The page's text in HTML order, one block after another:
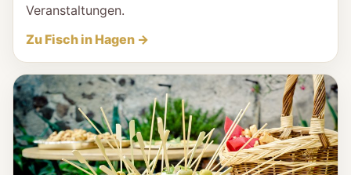
Veranstaltungen.
Zu Fisch in Hagen →